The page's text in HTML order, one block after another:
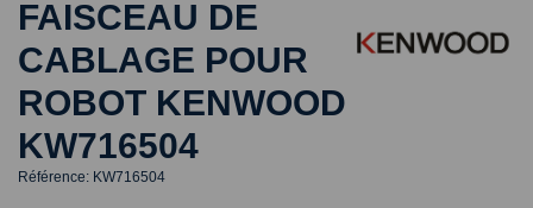
FAISCEAU DE
CABLAGE POUR
ROBOT KENWOOD
KW716504
Référence: KW716504